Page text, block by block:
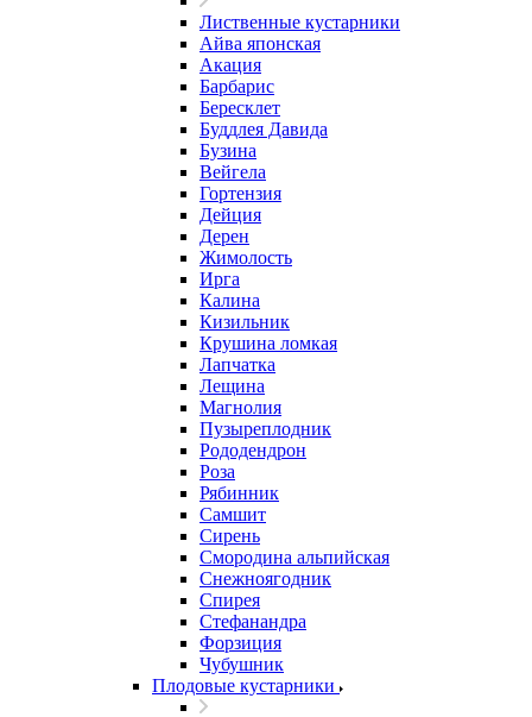
Лиственные кустарники
Айва японская
Акация
Барбарис
Бересклет
Буддлея Давида
Бузина
Вейгела
Гортензия
Дейция
Дерен
Жимолость
Ирга
Калина
Кизильник
Крушина ломкая
Лапчатка
Лещина
Магнолия
Пузыреплодник
Рододендрон
Роза
Рябинник
Самшит
Сирень
Смородина альпийская
Снежноягодник
Спирея
Стефанандра
Форзиция
Чубушник
Плодовые кустарники